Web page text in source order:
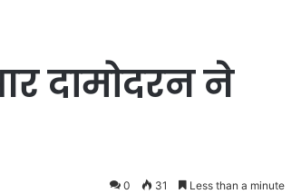
दामोदरन ने
0 31 Less than a minute